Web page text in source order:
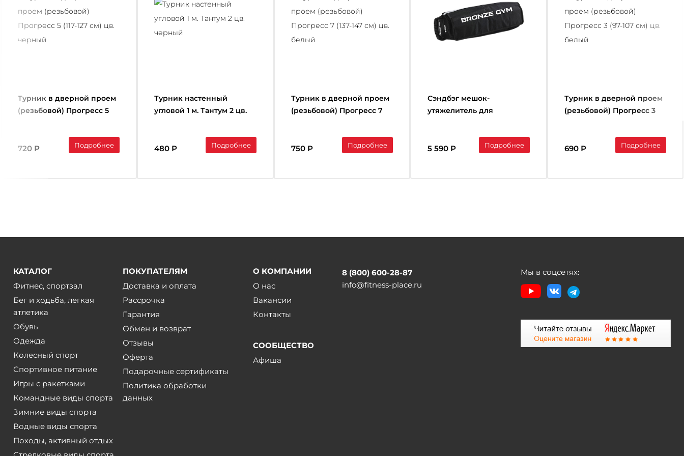
Турник в дверной проем
(резьбовой) Прогресс 5
720 Р Подробнее
Турник настенный
угловой 1 м. Тантум 2 цв.
480 Р Подробнее
Турник в дверной проем
(резьбовой) Прогресс 7
750 Р Подробнее
Сэндбэг мешок-
утяжелитель для
тренинга BRONZE GYM,до
20кг.
5 590 Р Подробнее
Турник в дверной проем
(резьбовой) Прогресс 3
690 Р Подробнее
КАТАЛОГ
Фитнес, спортзал
Бег и ходьба, легкая
атлетика
Обувь
Одежда
Колесный спорт
Спортивное питание
Игры с ракетками
Командные виды спорта
Зимние виды спорта
Водные виды спорта
Походы, активный отдых
ПОКУПАТЕЛЯМ
Доставка и оплата
Рассрочка
Гарантия
Обмен и возврат
Отзывы
Оферта
Подарочные сертификаты
Политика обработки
данных
О КОМПАНИИ
О нас
Вакансии
Контакты
СООБЩЕСТВО
Афиша
8 (800) 600-28-87
info@fitness-place.ru
Мы в соцсетях: